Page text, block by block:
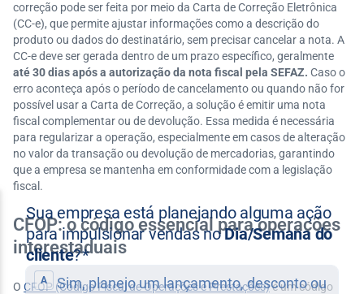
correção pode ser feita por meio da Carta de Correção Eletrônica
(CC-e), que permite ajustar informações como a descrição do
produto ou dados do destinatário, sem precisar cancelar a nota. A
CC-e deve ser gerada dentro de um prazo específico, geralmente
até 30 dias após a autorização da nota fiscal pela SEFAZ. Caso o
erro aconteça após o período de cancelamento ou quando não for
possível usar a Carta de Correção, a solução é emitir uma nota
fiscal complementar ou de devolução. Essa medida é necessária
para regularizar a operação, especialmente em casos de alteração
no valor da transação ou devolução de mercadorias, garantindo
que a empresa se mantenha em conformidade com a legislação
fiscal.
CFOP: o código essencial para operações
interestaduais
O CFOP (Código Fiscal de Operações e Prestações)é um código